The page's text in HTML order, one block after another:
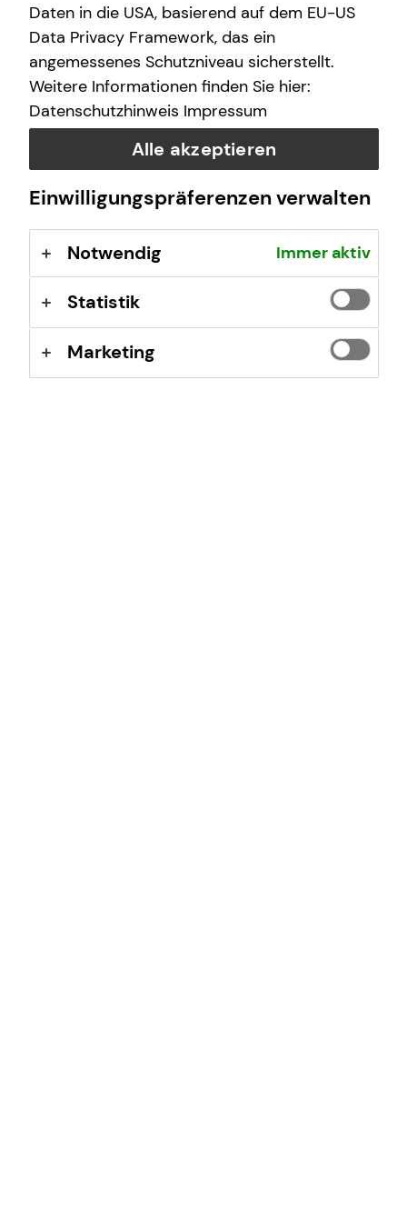
Versicherungsvertrag (VVG), Verordnung über die
Versicherungsvermittlung und -beratung (VersVermV),
abrufbar unterwww.gesetze-im-internet.de
Erlaubnis nach § 34f GewO ​
Aufsichtsbehörde:
IHK Rhein-Neckar
L 1, 2
68161 Mannheim
Registrierungsnummer: D-F-153-YWWY-04
Berufsbezeichnung: Finanzanlagenvermittler nach § 34f
Abs. 1 Satz 1 Nr. 1 GewO Bundesrepublik Deutschland
Berufsrechtliche Regelungen: § 34 f Gewerbeordnung
Daten in die USA, basierend auf dem EU-US
Data Privacy Framework, das ein
angemessenes Schutzniveau sicherstellt.
Weitere Informationen finden Sie hier:
Datenschutzhinweis Impressum
Alle akzeptieren
Einwilligungspräferenzen verwalten
Notwendig Immer aktiv
Statistik
Marketing